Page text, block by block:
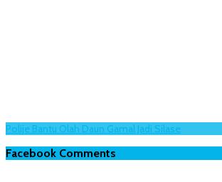
Polije Bantu Olah Daun Gamal Jadi Silase
Facebook Comments